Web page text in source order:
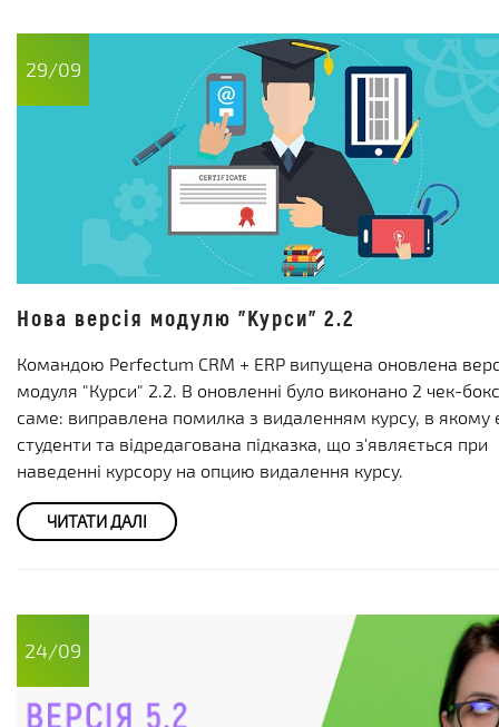
29/09
Нова версія модулю "Курси" 2.2
Командою Perfectum CRM + ERP випущена оновлена
модуля "Курси" 2.2. В оновленні було виконано 2 чек-
саме: виправлена помилка з видаленням курсу, в якому
студенти та відредагована підказка, що з'являється при
наведенні курсору на опцию видалення курсу.
ЧИТАТИ ДАЛІ
24/09